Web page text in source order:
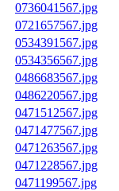
0736041567.jpg
0721657567.jpg
0534391567.jpg
0534356567.jpg
0486683567.jpg
0486220567.jpg
0471512567.jpg
0471477567.jpg
0471263567.jpg
0471228567.jpg
0471199567.jpg